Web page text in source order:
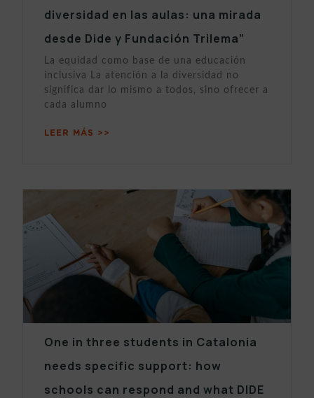
diversidad en las aulas: una mirada
desde Dide y Fundación Trilema”
La equidad como base de una educación
inclusiva La atención a la diversidad no
significa dar lo mismo a todos, sino ofrecer a
cada alumno
LEER MÁS >>
One in three students in Catalonia
needs specific support: how
schools can respond and what DIDE